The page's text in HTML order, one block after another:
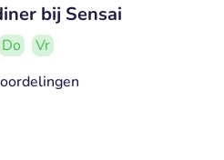
bij Sensai
Do
Vr